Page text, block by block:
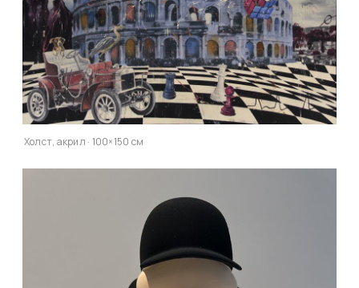
Холст, акрил · 100×150 см